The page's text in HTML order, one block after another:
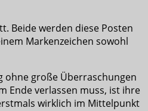
Beide werden diese Posten
Markenzeichen sowohl
ohne große Überraschungen
Ende verlassen muss, ist ihre
wirklich im Mittelpunkt